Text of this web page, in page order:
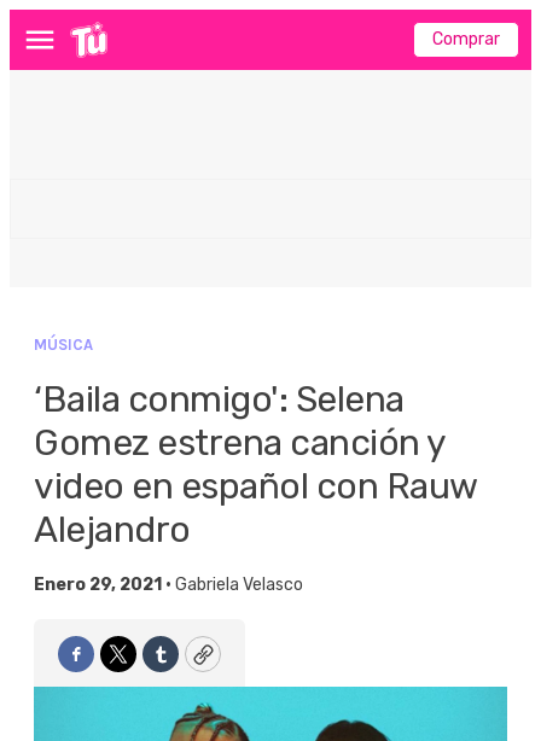
Menú Comprar
MÚSICA
‘Baila conmigo': Selena
Gomez estrena canción y
video en español con Rauw
Alejandro
Enero 29, 2021 • Gabriela Velasco
Facebook
TwitterTumblrCopy